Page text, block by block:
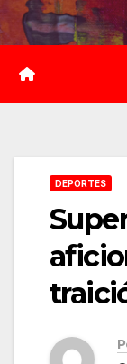
Saltar
al
contenido
DEPORTES